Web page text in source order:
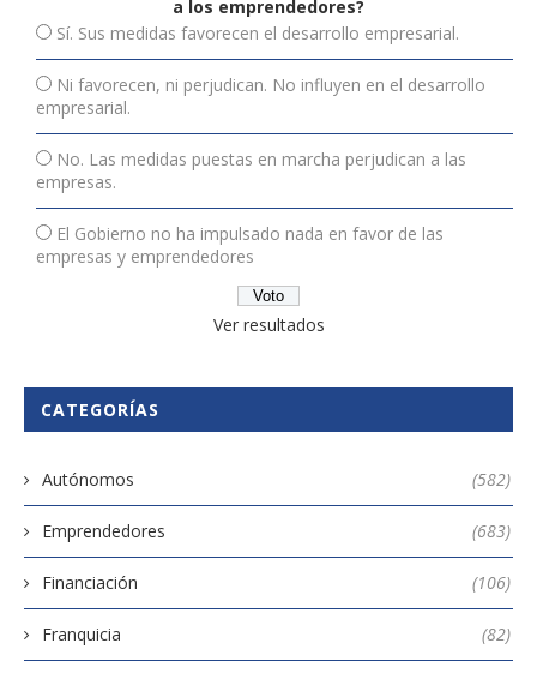
a los emprendedores?
Sí. Sus medidas favorecen el desarrollo empresarial.
Ni favorecen, ni perjudican. No influyen en el desarrollo
empresarial.
No. Las medidas puestas en marcha perjudican a las
empresas.
El Gobierno no ha impulsado nada en favor de las
empresas y emprendedores
Ver resultados
CATEGORÍAS
Autónomos (582)
Emprendedores (683)
Financiación (106)
Franquicia (82)